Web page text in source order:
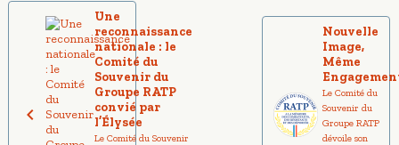
Une
reconnaissance
nationale : le
Comité du
Souvenir du
Groupe RATP
convié par
l’Élysée
Le Comité du Souvenir
Nouvelle
Image,
Même
Le Comité du
Souvenir du
Groupe RATP
dévoile son